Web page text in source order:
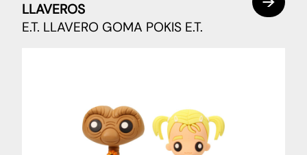
LLAVEROS
E.T. LLAVERO GOMA POKIS E.T.